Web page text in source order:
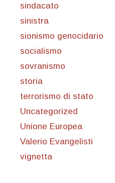
sindacato
sinistra
sionismo genocidario
socialismo
sovranismo
storia
terrorismo di stato
Uncategorized
Unione Europea
Valerio Evangelisti
vignetta